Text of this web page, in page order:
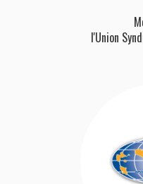
l'Union